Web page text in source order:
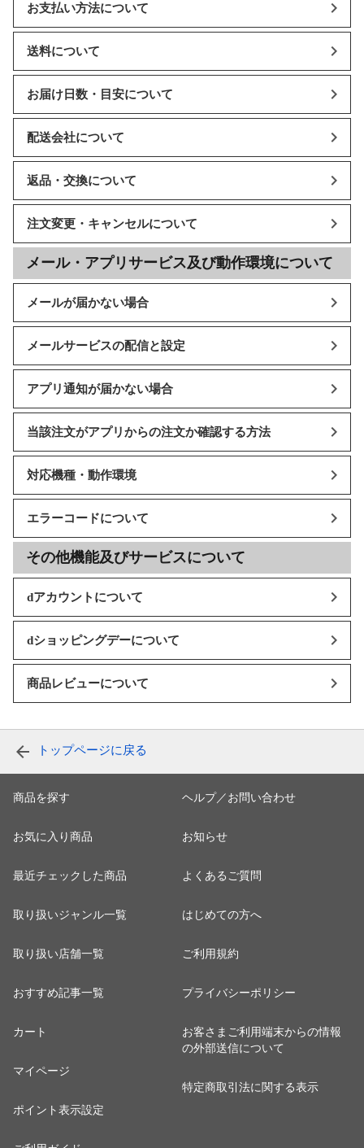
お支払い方法について
送料について
お届け日数・目安について
配送会社について
返品・交換について
注文変更・キャンセルについて
メール・アプリサービス及び動作環境について
メールが届かない場合
メールサービスの配信と設定
アプリ通知が届かない場合
当該注文がアプリからの注文か確認する方法
対応機種・動作環境
エラーコードについて
その他機能及びサービスについて
dアカウントについて
dショッピングデーについて
商品レビューについて
トップページに戻る
商品を探す
お気に入り商品
最近チェックした商品
取り扱いジャンル一覧
取り扱い店舗一覧
おすすめ記事一覧
カート
マイページ
ポイント表示設定
ヘルプ／お問い合わせ
お知らせ
よくあるご質問
はじめての方へ
ご利用規約
プライバシーポリシー
お客さまご利用端末からの情報
の外部送信について
特定商取引法に関する表示